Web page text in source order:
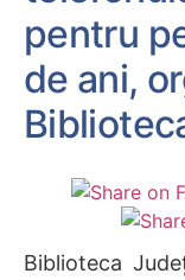
pentru
de ani,
Biblioteca